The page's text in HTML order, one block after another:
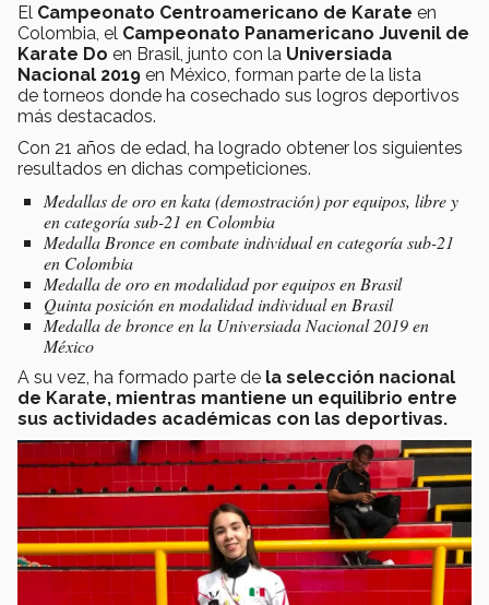
El Campeonato Centroamericano de Karate en
Colombia, el Campeonato Panamericano Juvenil de
Karate Do en Brasil, junto con la Universiada
Nacional 2019 en México, forman parte de la lista
de torneos donde ha cosechado sus logros deportivos
más destacados.
Con 21 años de edad, ha logrado obtener los siguientes
resultados en dichas competiciones.
Medallas de oro en kata (demostración) por equipos, libre y
en categoría sub-21 en Colombia
Medalla Bronce en combate individual en categoría sub-21
en Colombia
Medalla de oro en modalidad por equipos en Brasil
Quinta posición en modalidad individual en Brasil
Medalla de bronce en la Universiada Nacional 2019 en
México
A su vez, ha formado parte de la selección nacional
de Karate, mientras mantiene un equilibrio entre
sus actividades académicas con las deportivas.